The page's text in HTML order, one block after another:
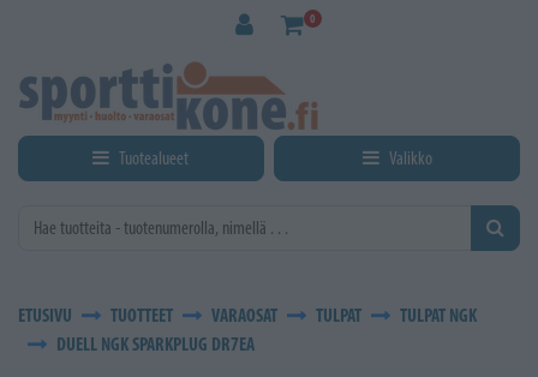
0
Tuotealueet Valikko
ETUSIVU TUOTTEET VARAOSAT TULPAT
TULPAT NGK
DUELL NGK SPARKPLUG DR7EA